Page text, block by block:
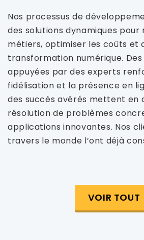
Nos processus de
des solutions dynamiques pour
métiers, optimiser les coûts et
transformation numérique. Des
appuyées par des experts
fidélisation et la présence en
des succès avérés mettent en
résolution de problèmes
applications innovantes. Nos
travers le monde l’ont déjà
VOIR TOUT